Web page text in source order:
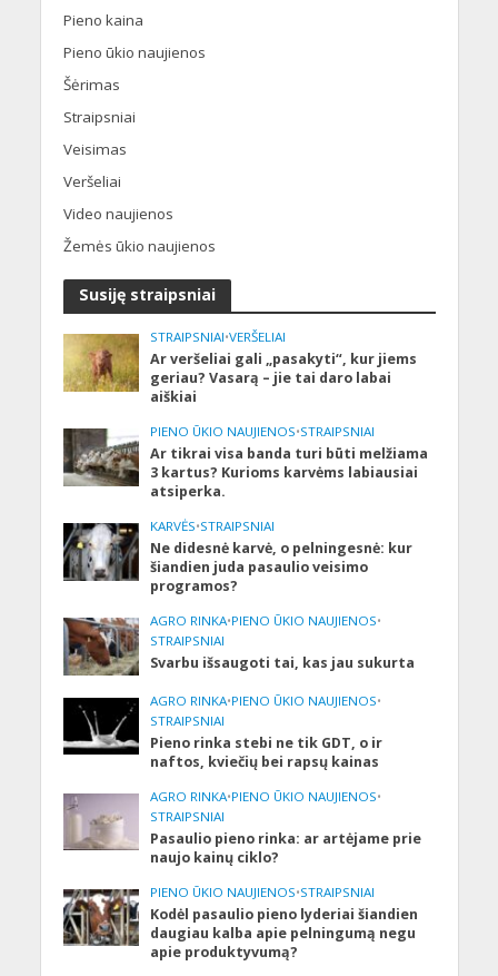
Pieno kaina
Pieno ūkio naujienos
Šėrimas
Straipsniai
Veisimas
Veršeliai
Video naujienos
Žemės ūkio naujienos
Susiję straipsniai
STRAIPSNIAI•VERŠELIAI
Ar veršeliai gali „pasakyti“, kur jiems
geriau? Vasarą – jie tai daro labai
aiškiai
PIENO ŪKIO NAUJIENOS•STRAIPSNIAI
Ar tikrai visa banda turi būti melžiama
3 kartus? Kurioms karvėms labiausiai
atsiperka.
KARVĖS•STRAIPSNIAI
Ne didesnė karvė, o pelningesnė: kur
šiandien juda pasaulio veisimo
programos?
AGRO RINKA•PIENO ŪKIO NAUJIENOS•
STRAIPSNIAI
Svarbu išsaugoti tai, kas jau sukurta
AGRO RINKA•PIENO ŪKIO NAUJIENOS•
STRAIPSNIAI
Pieno rinka stebi ne tik GDT, o ir
naftos, kviečių bei rapsų kainas
AGRO RINKA•PIENO ŪKIO NAUJIENOS•
STRAIPSNIAI
Pasaulio pieno rinka: ar artėjame prie
naujo kainų ciklo?
PIENO ŪKIO NAUJIENOS•STRAIPSNIAI
Kodėl pasaulio pieno lyderiai šiandien
daugiau kalba apie pelningumą negu
apie produktyvumą?